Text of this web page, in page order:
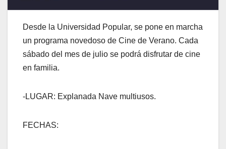
Desde la Universidad Popular, se pone en marcha
un programa novedoso de Cine de Verano. Cada
sábado del mes de julio se podrá disfrutar de cine
en familia.
-LUGAR: Explanada Nave multiusos.
FECHAS: